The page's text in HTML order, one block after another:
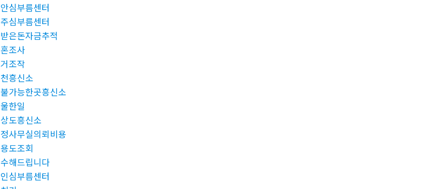
심부름센터
심부름센터
은돈자금추적
조사
조작
흥신소
가능한곳흥신소
한일
도흥신소
사무실의뢰비용
도조회
해드립니다
심부름센터